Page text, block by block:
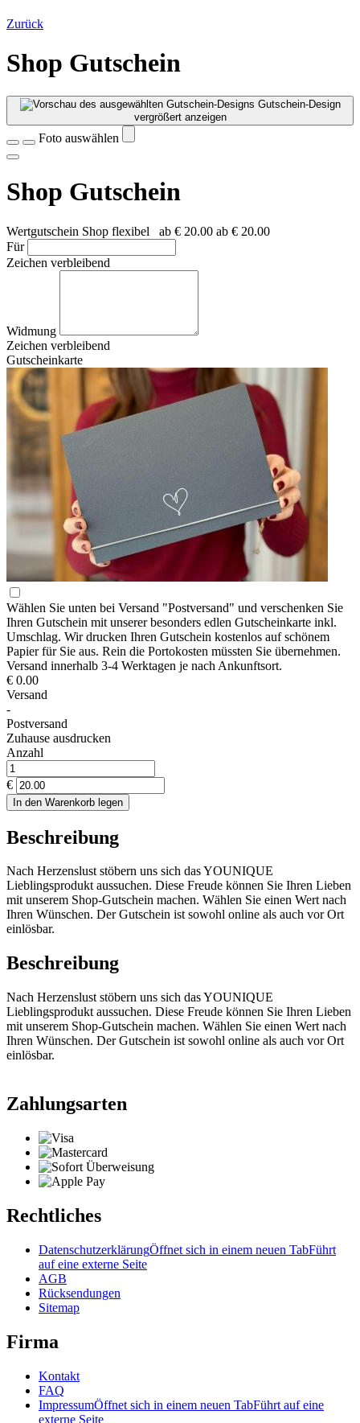
Zurück
Shop Gutschein
Gutschein-Design
vergrößert anzeigen
Foto auswählen
Shop Gutschein
Wertgutschein Shop flexibel ab € 20.00 ab € 20.00
Für
Zeichen verbleibend
Widmung
Zeichen verbleibend
Gutscheinkarte
Wählen Sie unten bei Versand "Postversand" und verschenken Sie
Ihren Gutschein mit unserer besonders edlen Gutscheinkarte inkl.
Umschlag. Wir drucken Ihren Gutschein kostenlos auf schönem
Papier für Sie aus. Rein die Portokosten müssten Sie übernehmen.
Versand innerhalb 3-4 Werktagen je nach Ankunftsort.
€ 0.00
Versand
-
Postversand
Zuhause ausdrucken
Anzahl
€
In den Warenkorb legen
Beschreibung
Nach Herzenslust stöbern uns sich das YOUNIQUE
Lieblingsprodukt aussuchen. Diese Freude können Sie Ihren Lieben
mit unserem Shop-Gutschein machen. Wählen Sie einen Wert nach
Ihren Wünschen. Der Gutschein ist sowohl online als auch vor Ort
einlösbar.
Beschreibung
Nach Herzenslust stöbern uns sich das YOUNIQUE
Lieblingsprodukt aussuchen. Diese Freude können Sie Ihren Lieben
mit unserem Shop-Gutschein machen. Wählen Sie einen Wert nach
Ihren Wünschen. Der Gutschein ist sowohl online als auch vor Ort
einlösbar.
Zahlungsarten
Rechtliches
DatenschutzerklärungÖffnet sich in einem neuen TabFührt
auf eine externe Seite
AGB
Rücksendungen
Sitemap
Firma
Kontakt
FAQ
ImpressumÖffnet sich in einem neuen TabFührt auf eine
externe Seite